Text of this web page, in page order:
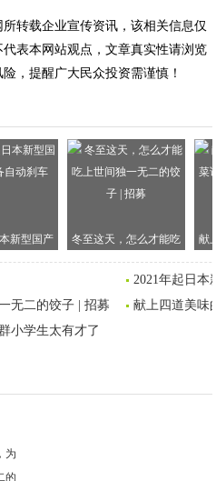
转载企业宣传资讯，该相关信息仅
表本网站观点，文章真实性请浏览
，提醒广大民众投资需谨慎！
新型国产
动刹车
冬至这天，怎么才能吃
上世间独一无二的饺子 |
招募
献
谱
2021年起日本
无二的饺子 | 招募
献上四道美味
小学生太有才了
为
的